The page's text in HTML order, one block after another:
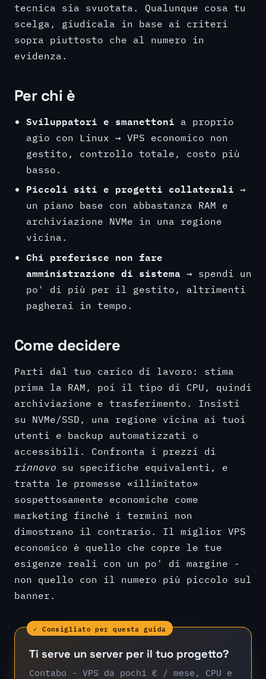
tecnica sia svuotata. Qualunque cosa tu
scelga, giudicala in base ai criteri
sopra piuttosto che al numero in
evidenza.
Per chi è
Sviluppatori e smanettoni a proprio
agio con Linux → VPS economico non
gestito, controllo totale, costo più
basso.
Piccoli siti e progetti collaterali →
un piano base con abbastanza RAM e
archiviazione NVMe in una regione
vicina.
Chi preferisce non fare
amministrazione di sistema → spendi un
po' di più per il gestito, altrimenti
pagherai in tempo.
Come decidere
Parti dal tuo carico di lavoro: stima
prima la RAM, poi il tipo di CPU, quindi
archiviazione e trasferimento. Insisti
su NVMe/SSD, una regione vicina ai tuoi
utenti e backup automatizzati o
accessibili. Confronta i prezzi di
rinnovo su specifiche equivalenti, e
tratta le promesse «illimitato»
sospettosamente economiche come
marketing finché i termini non
dimostrano il contrario. Il miglior VPS
economico è quello che copre le tue
esigenze reali con un po' di margine -
non quello con il numero più piccolo sul
banner.
✓ Consigliato per questa guida
Ti serve un server per il tuo progetto?
Contabo - VPS da pochi € / mese, CPU e